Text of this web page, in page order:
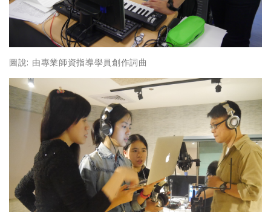
圖說: 由專業師資指導學員創作詞曲